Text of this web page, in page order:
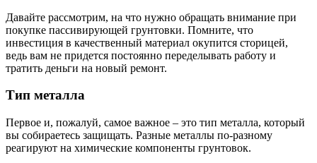
Давайте рассмотрим, на что нужно обращать внимание при
покупке пассивирующей грунтовки. Помните, что
инвестиция в качественный материал окупится сторицей,
ведь вам не придется постоянно переделывать работу и
тратить деньги на новый ремонт.
Тип металла
Первое и, пожалуй, самое важное – это тип металла, который
вы собираетесь защищать. Разные металлы по-разному
реагируют на химические компоненты грунтовок.